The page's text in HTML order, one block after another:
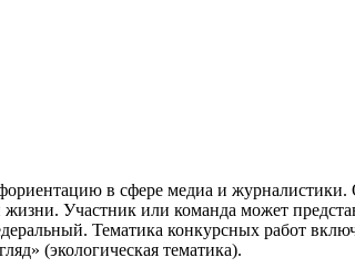
в сфере медиа и
жизни. Участник или команда может
Тематика конкурсных работ
(экологическая тематика).